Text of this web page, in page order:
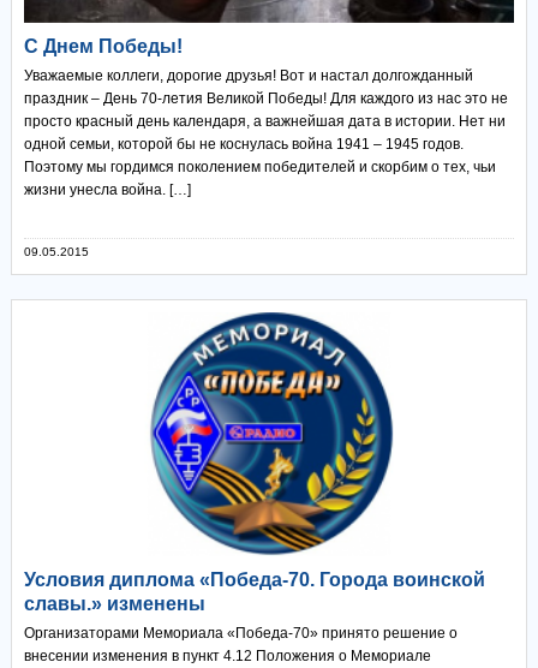
С Днем Победы!
Уважаемые коллеги, дорогие друзья! Вот и настал долгожданный
праздник – День 70-летия Великой Победы! Для каждого из нас это не
просто красный день календаря, а важнейшая дата в истории. Нет ни
одной семьи, которой бы не коснулась война 1941 – 1945 годов.
Поэтому мы гордимся поколением победителей и скорбим о тех, чьи
жизни унесла война. […]
09.05.2015
Условия диплома «Победа-70. Города воинской
славы.» изменены
Организаторами Мемориала «Победа-70» принято решение о
внесении изменения в пункт 4.12 Положения о Мемориале